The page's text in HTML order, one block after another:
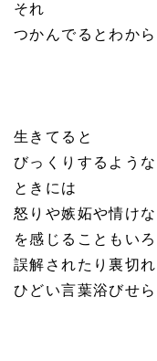
それ
つかんでるとわから
生きてると
びっくりするよう
ときには
怒りや嫉妬や情け
を感じることもい
誤解されたり裏切れ
ひどい言葉浴びせら